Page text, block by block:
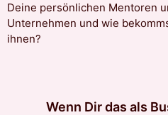
Deine persönlichen Mentoren
Unternehmen und wie
ihnen?
Wenn Dir das als